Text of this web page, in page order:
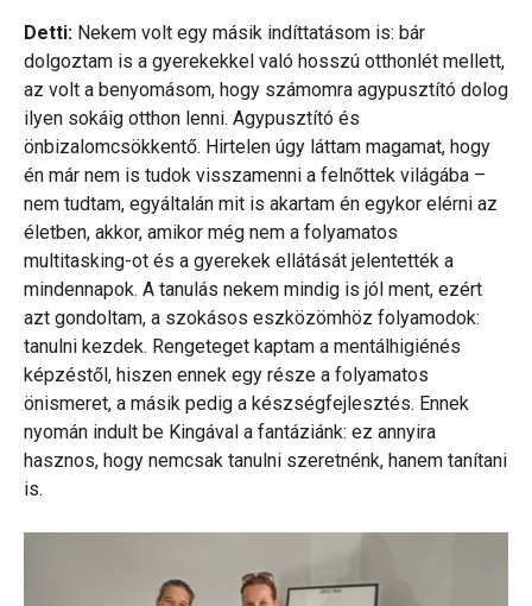
Detti: Nekem volt egy másik indíttatásom is: bár
dolgoztam is a gyerekekkel való hosszú otthonlét mellett,
az volt a benyomásom, hogy számomra agypusztító dolog
ilyen sokáig otthon lenni. Agypusztító és
önbizalomcsökkentő. Hirtelen úgy láttam magamat, hogy
én már nem is tudok visszamenni a felnőttek világába –
nem tudtam, egyáltalán mit is akartam én egykor elérni az
életben, akkor, amikor még nem a folyamatos
multitasking-ot és a gyerekek ellátását jelentették a
mindennapok. A tanulás nekem mindig is jól ment, ezért
azt gondoltam, a szokásos eszközömhöz folyamodok:
tanulni kezdek. Rengeteget kaptam a mentálhigiénés
képzéstől, hiszen ennek egy része a folyamatos
önismeret, a másik pedig a készségfejlesztés. Ennek
nyomán indult be Kingával a fantáziánk: ez annyira
hasznos, hogy nemcsak tanulni szeretnénk, hanem tanítani
is.